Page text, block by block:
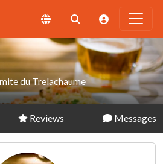
du Trelachaume
Reviews Messages